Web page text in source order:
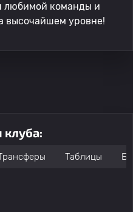
любимой команды и
высочайшем уровне!
Таблицы